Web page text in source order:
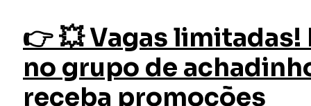
fazer login
Início Cursos Cursos Gratuitos Crédito e Cobrança